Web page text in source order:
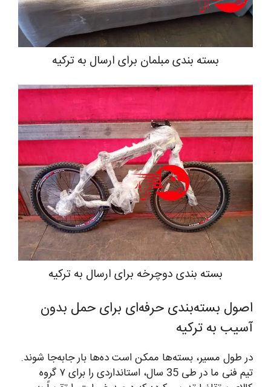
بسته بندی مبلمان برای ارسال به ترکیه
بسته بندی دوچرخه برای ارسال به ترکیه
اصول بسته‌بندی حرفه‌ای برای حمل بدون
آسیب به ترکیه
در طول مسیر، بسته‌ها ممکن است ده‌ها بار جابه‌جا شوند.
تیم فنی ما در طی 35 سال، استانداردی را برای ۷ گروه